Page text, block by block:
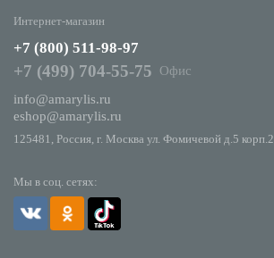
Мы в соц. сетях:
Интернет-магазин
+7 (800) 511-98-97
+7 (499) 704-55-75
Офис
info@amarylis.ru
eshop@amarylis.ru
125481, Россия, г. Москва ул. Фомичевой д.5 корп.2